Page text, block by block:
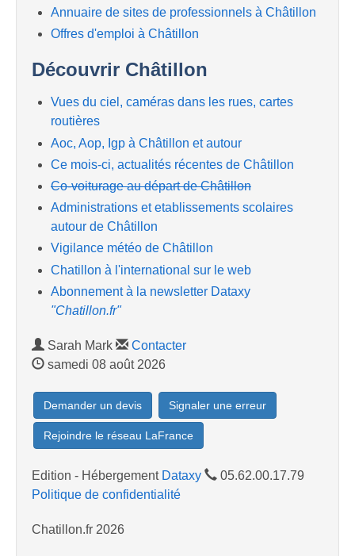
Annuaire de sites de professionnels à Châtillon
Offres d'emploi à Châtillon
Découvrir Châtillon
Vues du ciel, caméras dans les rues, cartes
routières
Aoc, Aop, Igp à Châtillon et autour
Ce mois-ci, actualités récentes de Châtillon
Co-voiturage au départ de Châtillon
Administrations et etablissements scolaires
autour de Châtillon
Vigilance météo de Châtillon
Chatillon à l'international sur le web
Abonnement à la newsletter Dataxy
"Chatillon.fr"
Sarah Mark
Contacter
samedi 08 août 2026
Demander un devis Signaler une erreur
Rejoindre le réseau LaFrance
Edition - Hébergement Dataxy
05.62.00.17.79
Politique de confidentialité
Chatillon.fr 2026